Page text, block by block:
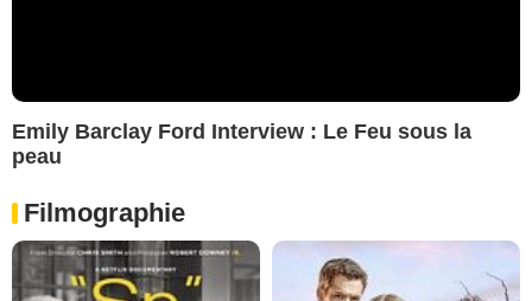
Emily Barclay Ford Interview : Le Feu sous la
peau
Filmographie